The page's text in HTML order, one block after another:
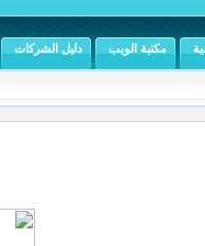
مكتبة الويب دليل الشركات